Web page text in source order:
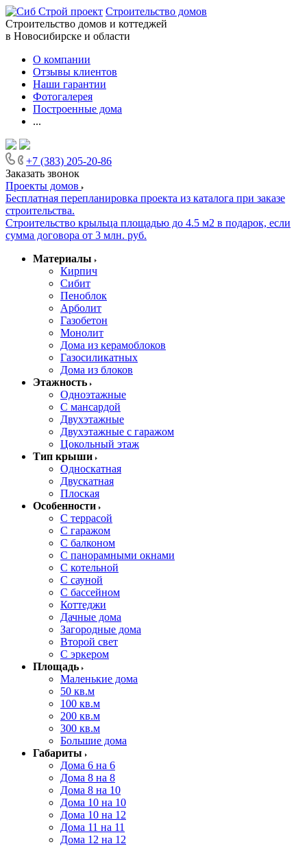
Строительство домов
Строительство домов и коттеджей
в Новосибирске и области
О компании
Отзывы клиентов
Наши гарантии
Фотогалерея
Построенные дома
...
+7 (383) 205-20-86
Заказать звонок
Проекты домов
Бесплатная перепланировка проекта из каталога при заказе
строительства.
Строительство крыльца площадью до 4.5 м2 в подарок, если
сумма договора от 3 млн. руб.
Материалы
Кирпич
Сибит
Пеноблок
Арболит
Газобетон
Монолит
Дома из керамоблоков
Газосиликатных
Дома из блоков
Этажность
Одноэтажные
С мансардой
Двухэтажные
Двухэтажные с гаражом
Цокольный этаж
Тип крыши
Односкатная
Двускатная
Плоская
Особенности
С террасой
С гаражом
С балконом
С панорамными окнами
С котельной
С сауной
С бассейном
Коттеджи
Дачные дома
Загородные дома
Второй свет
С эркером
Площадь
Маленькие дома
50 кв.м
100 кв.м
200 кв.м
300 кв.м
Большие дома
Габариты
Дома 6 на 6
Дома 8 на 8
Дома 8 на 10
Дома 10 на 10
Дома 10 на 12
Дома 11 на 11
Дома 12 на 12